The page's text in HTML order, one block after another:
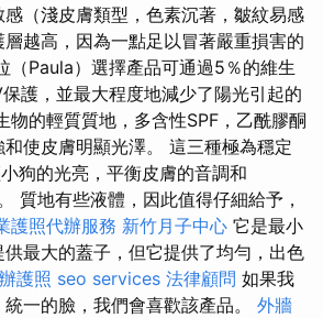
（淺皮膚類型，色素沉著，皺紋易感
越高，因為一點足以冒著嚴重損害的
（Paula）選擇產品可通過5％的維生
護，並最大程度地減少了陽光引起的
物的輕質質地，多含性SPF，乙酰膠酮
使皮膚明顯光澤。 這三種極為穩定
狗的光亮，平衡皮膚的音調和
質地有些液體，因此值得仔細給予，
護照代辦服務 新竹月子中心 它是最小
最大的蓋子，但它提供了均勻，出色
辦護照 seo services 法律顧問 如果我
一的臉，我們會喜歡該產品。 外牆